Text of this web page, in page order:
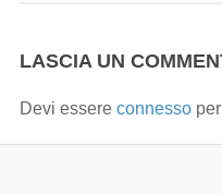
LASCIA UN
Devi essere connesso